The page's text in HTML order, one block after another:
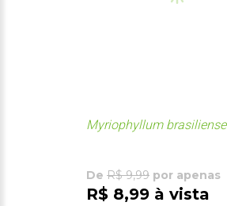
Myriophyllum brasiliense
De R$ 9,99 por apenas
R$ 8,99 à vista